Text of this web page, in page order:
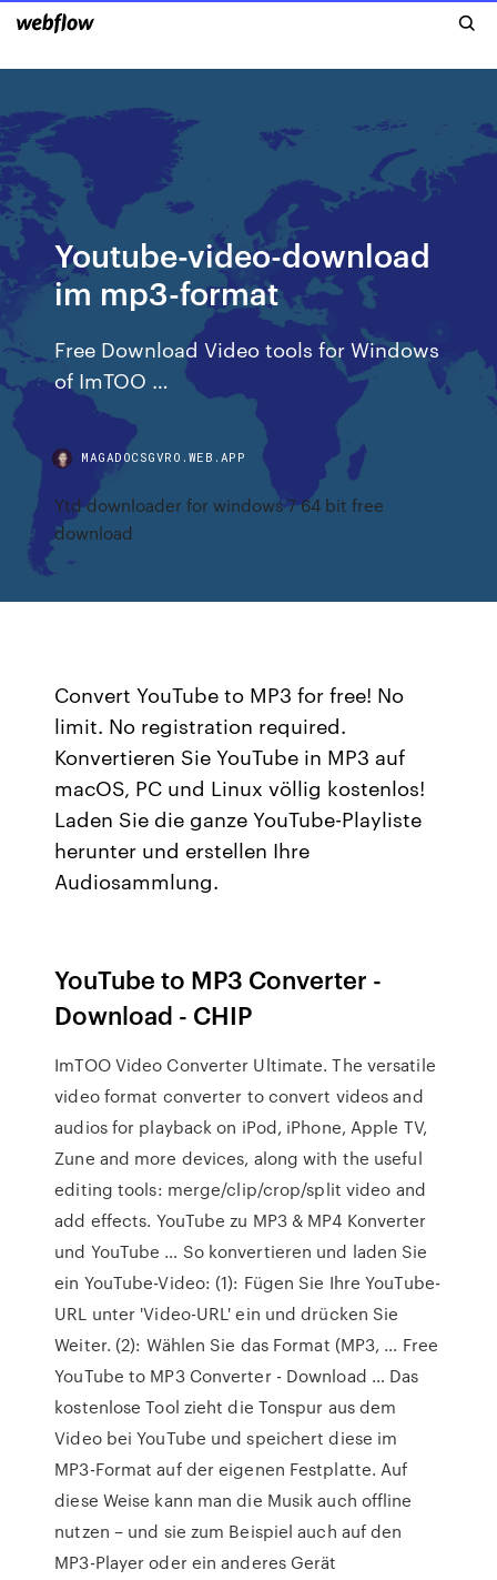
Youtube-video-download
im mp3-format
Free Download Video tools for Windows
of ImTOO …
MAGADOCSGVRO.WEB.APP
Ytd downloader for windows 7 64 bit free
download
Convert YouTube to MP3 for free! No
limit. No registration required.
Konvertieren Sie YouTube in MP3 auf
macOS, PC und Linux völlig kostenlos!
Laden Sie die ganze YouTube-Playliste
herunter und erstellen Ihre
Audiosammlung.
YouTube to MP3 Converter -
Download - CHIP
ImTOO Video Converter Ultimate. The versatile
video format converter to convert videos and
audios for playback on iPod, iPhone, Apple TV,
Zune and more devices, along with the useful
editing tools: merge/clip/crop/split video and
add effects. YouTube zu MP3 & MP4 Konverter
und YouTube … So konvertieren und laden Sie
ein YouTube-Video: (1): Fügen Sie Ihre YouTube-
URL unter 'Video-URL' ein und drücken Sie
Weiter. (2): Wählen Sie das Format (MP3, … Free
YouTube to MP3 Converter - Download … Das
kostenlose Tool zieht die Tonspur aus dem
Video bei YouTube und speichert diese im
MP3-Format auf der eigenen Festplatte. Auf
diese Weise kann man die Musik auch offline
nutzen – und sie zum Beispiel auch auf den
MP3-Player oder ein anderes Gerät